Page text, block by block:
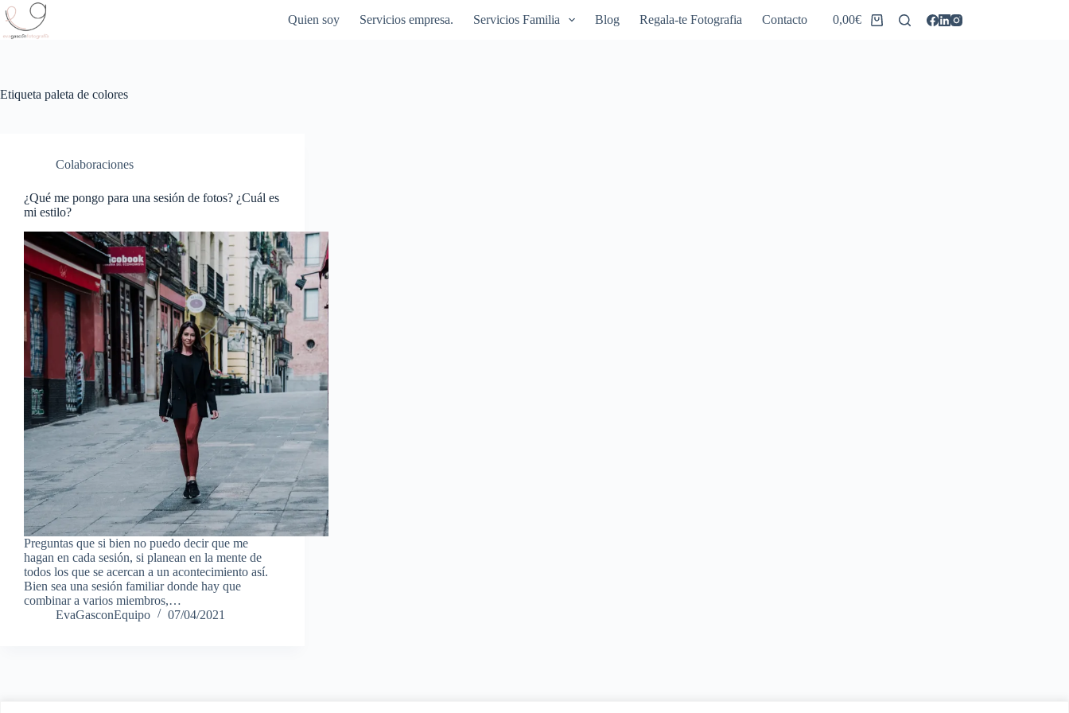
Saltar
al
contenido
Quien soy Servicios empresa. Servicios Familia Blog Regala-te Fotografia Contacto
Carro
0,00€
Etiqueta paleta de colores
Colaboraciones
¿Qué me pongo para una sesión de fotos? ¿Cuál es
mi estilo?
Preguntas que si bien no puedo decir que me
hagan en cada sesión, si planean en la mente de
todos los que se acercan a un acontecimiento así.
Bien sea una sesión familiar donde hay que
combinar a varios miembros,…
EvaGasconEquipo
07/04/2021